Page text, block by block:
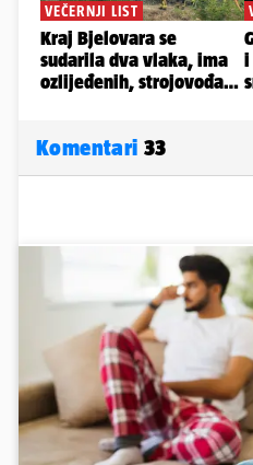
Komentari 33